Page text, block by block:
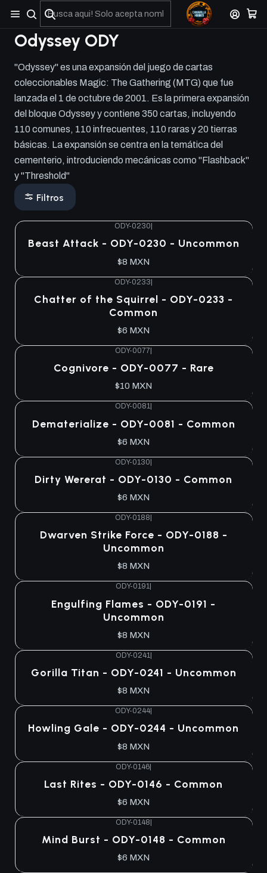
No olviden reportar sus depositos y transferencias por Whatsapp
Odyssey ODY
"Odyssey" es una expansión del juego de cartas
coleccionables Magic: The Gathering (MTG) que fue
lanzada el 1 de octubre de 2001. Es la primera expansión
del bloque Odyssey y contiene 350 cartas, incluyendo
110 comunes, 110 infrecuentes, 110 raras y 20 tierras
básicas. La expansión se centra en la temática del
cementerio, introduciendo mecánicas como "Flashback"
y "Threshold"
Filtros
ODY-0230
Beast Attack - ODY-0230 - Uncommon
$8 MXN
ODY-0233|
Chatter of the Squirrel - ODY-0233 -
Common
$6 MXN
ODY-0077
Cognivore - ODY-0077 - Rare
$10 MXN
ODY-0081
Dematerialize - ODY-0081 - Common
$6 MXN
ODY-0130|
Dirty Wererat - ODY-0130 - Common
$6 MXN
ODY-0188
Dwarven Strike Force - ODY-0188 -
Uncommon
$8 MXN
ODY-0191
Engulfing Flames - ODY-0191 -
Uncommon
$8 MXN
ODY-0241|
Gorilla Titan - ODY-0241 - Uncommon
$8 MXN
ODY-0244
Howling Gale - ODY-0244 - Uncommon
$8 MXN
ODY-0146|
Last Rites - ODY-0146 - Common
$6 MXN
ODY-0148
Mind Burst - ODY-0148 - Common
$6 MXN